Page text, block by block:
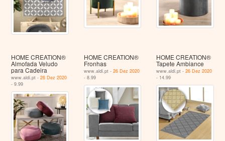
HOME CREATION®
Almofada Veludo
para Cadeira
www.aldi.pt -26 Dez 2020
- 9.99
HOME CREATION®
Fronhas
www.aldi.pt - 26 Dez 2020
- 8.99
HOME CREATION®
Tapete Ambiance
www.aldi.pt -26 Dez 2020
- 14.99